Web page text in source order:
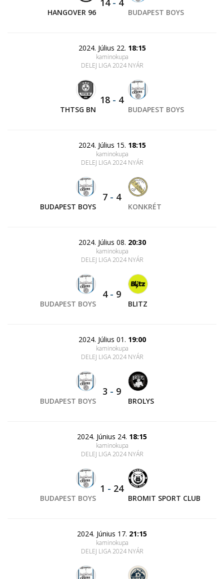
HANGOVER 96
14- 4
BUDAPEST BOYS
2024. Július 22. 18:15
kaminokupa
DELEJ LIGA 2024 NYÁR
THTSG BN
18 - 4
BUDAPEST BOYS
2024. Július 15. 18:15
kaminokupa
DELEJ LIGA 2024 NYÁR
BUDAPEST BOYS
7 - 4
KONKRÉT
2024. Július 08. 20:30
kaminokupa
DELEJ LIGA 2024 NYÁR
BUDAPEST BOYS
4- 9
BLITZ
2024. Július 01. 19:00
kaminokupa
DELEJ LIGA 2024 NYÁR
BUDAPEST BOYS
3 - 9
BROLYS
2024. Június 24. 18:15
kaminokupa
DELEJ LIGA 2024 NYÁR
BUDAPEST BOYS
1 - 24
BROMIT SPORT CLUB
2024. Június 17. 21:15
kaminokupa
DELEJ LIGA 2024 NYÁR